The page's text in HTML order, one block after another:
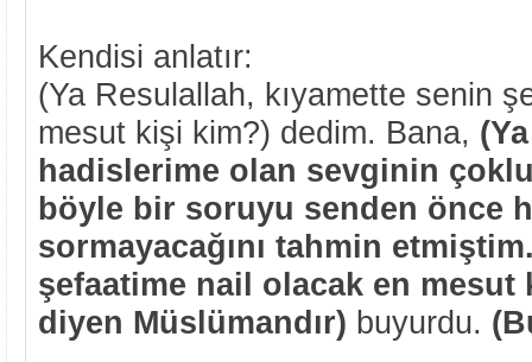
Kendisi anlatır:
(Ya Resulallah, kıyamette senin
mesut kişi kim?) dedim. Bana,
hadislerime olan sevginin
böyle bir soruyu senden önce
sormayacağını tahmin
şefaatime nail olacak en
diyen Müslümandır) buyurdu.